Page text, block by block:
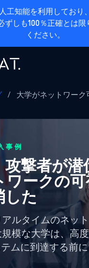
工知能を利用しており
ずしも100％正確とは
ください。
/
大学がネットワー
事例
攻撃者が潜
ワークの
した
アルタイムのネッ
規模な大学は、高
ムに到達する前